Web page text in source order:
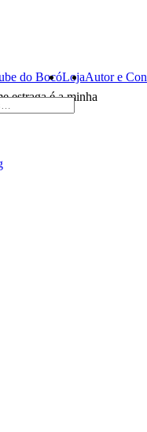
estraga é a minha
do BocóLojaAutor e